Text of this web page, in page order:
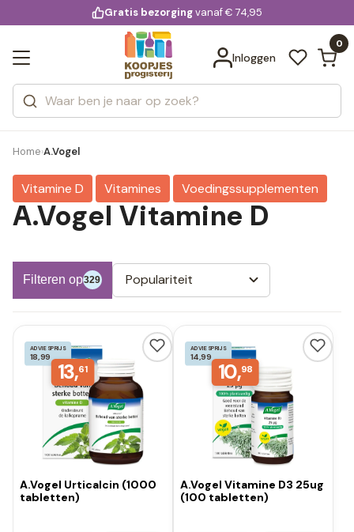
voor 20:00 uur besteld
Gratis bezorgingvanaf € 74,95
Inloggen
0
Zoeken
Categorieën
Merken
Bekijk alle resultaten
Home›A.Vogel
Vitamine D Vitamines Voedingssupplementen
A.Vogel Vitamine D
Filteren op329 Populariteit
ADVIESPRIJS
18,99
13,61
A.Vogel Urticalcin (1000
tabletten)
ADVIESPRIJS
14,99
10,98
A.Vogel Vitamine D3 25ug
(100 tabletten)